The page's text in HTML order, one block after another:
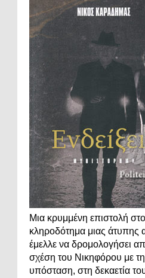
Μια κρυμμένη επιστολή
κληροδότημα μιας άτυπης
έμελλε να δρομολογήσει
σχέση του Νικηφόρου με
υπόσταση, στη δεκαετία